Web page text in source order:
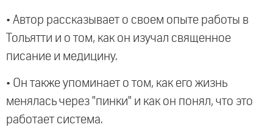
• Автор рассказывает о своем опыте работы в
Тольятти и о том, как он изучал священное
писание и медицину.
• Он также упоминает о том, как его жизнь
менялась через "пинки" и как он понял, что это
работает система.